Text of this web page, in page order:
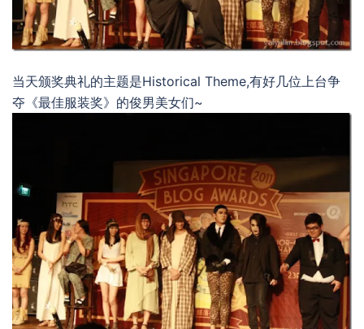
当天颁奖典礼的主题是Historical Theme,有好几位上台争
夺《最佳服装奖》的俊男美女们~